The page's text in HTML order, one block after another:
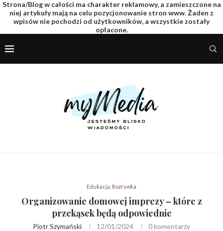
Strona/Blog w całości ma charakter reklamowy, a zamieszczone na
niej artykuły mają na celu pozycjonowanie stron www. Żaden z
wpisów nie pochodzi od użytkowników, a wszystkie zostały
opłacone.
Edukacja, Rozrywka
Organizowanie domowej imprezy – które z
przekąsek będą odpowiednie
Piotr Szymański 12/01/2024 0 komentarzy